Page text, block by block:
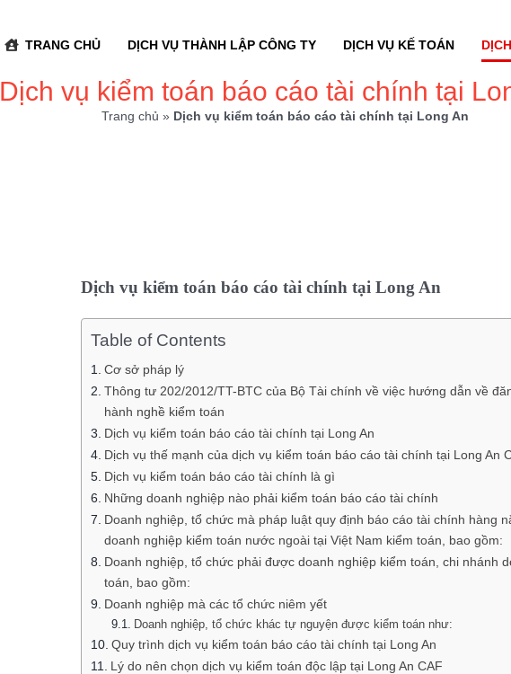
TRANG CHỦ DỊCH VỤ THÀNH LẬP CÔNG TY DỊCH VỤ KẾ TOÁN
Dịch vụ kiểm toán báo cáo tài chính tại
Trang chủ » Dịch vụ kiểm toán báo cáo tài chính tại Long An
Dịch vụ kiểm toán báo cáo tài chính tại Long An
Table of Contents
Cơ sở pháp lý
Thông tư 202/2012/TT-BTC của Bộ Tài chính về việc hướng dẫn về
hành nghề kiểm toán
Dịch vụ kiểm toán báo cáo tài chính tại Long An
Dịch vụ thế mạnh của dịch vụ kiểm toán báo cáo tài chính tại Long An
Dịch vụ kiểm toán báo cáo tài chính là gì
Những doanh nghiệp nào phải kiểm toán báo cáo tài chính
Doanh nghiệp, tổ chức mà pháp luật quy định báo cáo tài chính hàng
doanh nghiệp kiểm toán nước ngoài tại Việt Nam kiểm toán, bao gồm:
Doanh nghiệp, tổ chức phải được doanh nghiệp kiểm toán, chi nhánh
toán, bao gồm:
Doanh nghiệp mà các tổ chức niêm yết
Doanh nghiệp, tổ chức khác tự nguyện được kiểm toán như:
Quy trình dịch vụ kiểm toán báo cáo tài chính tại Long An
Lý do nên chọn dịch vụ kiểm toán độc lập tại Long An CAF